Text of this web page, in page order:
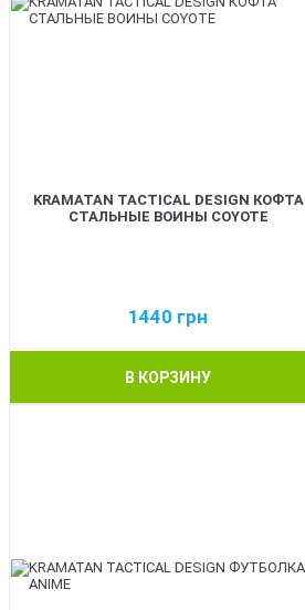
KRAMATAN TACTICAL DESIGN КОФТА
СТАЛЬНЫЕ ВОИНЫ COYOTE
1440 грн
В КОРЗИНУ